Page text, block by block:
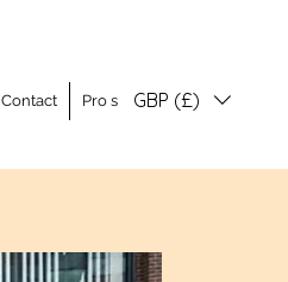
Contact Pro spaceGBP (£)